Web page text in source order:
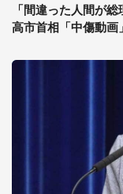
「間違った人間が
高市首相「中傷動画